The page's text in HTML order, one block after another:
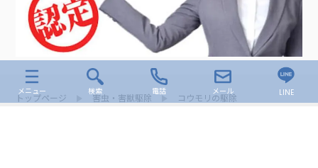
トップページ 害虫・害獣駆除 コウモリの駆除
メニュー 検索 電話 メール LINE